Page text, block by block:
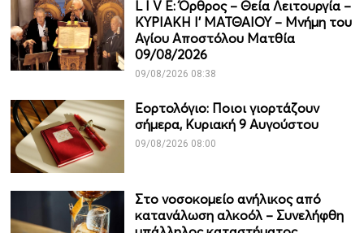
L I V E: Όρθρος – Θεία Λειτουργία –
ΚΥΡΙΑΚΗ Ι' ΜΑΤΘΑΙΟΥ – Μνήμη του
Αγίου Αποστόλου Ματθία
09/08/2026
09/08/2026 08:38
Εορτολόγιο: Ποιοι γιορτάζουν
σήμερα, Κυριακή 9 Αυγούστου
09/08/2026 08:00
Στο νοσοκομείο ανήλικος από
κατανάλωση αλκοόλ – Συνελήφθη